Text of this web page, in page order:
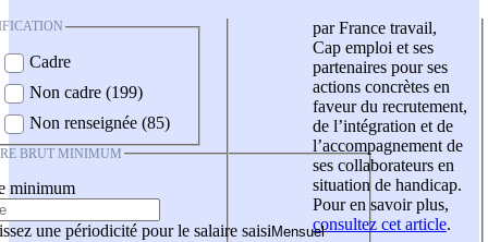
Cadre
Non cadre (199)
Non renseignée (85)
BRUT MINIMUM
minimum
une périodicité pour le salaire saisi
par France travail,
Cap emploi et ses
partenaires pour ses
actions concrètes en
faveur du recrutement,
de l’intégration et de
l’accompagnement de
ses collaborateurs en
situation de handicap.
Pour en savoir plus,
consultez cet article.